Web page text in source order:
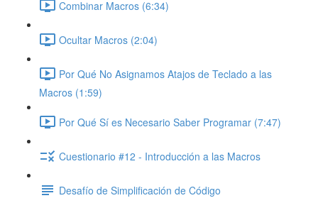
Combinar Macros (6:34)
Ocultar Macros (2:04)
Por Qué No Asignamos Atajos de Teclado a las
Macros (1:59)
Por Qué Sí es Necesario Saber Programar (7:47)
Cuestionario #12 - Introducción a las Macros
Desafío de Simplificación de Código